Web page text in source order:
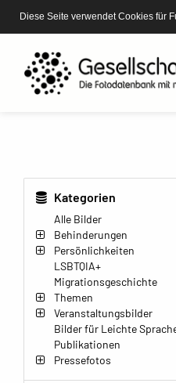
Diese Seite verwendet Cookies für
Kategorien
Alle Bilder
Behinderungen
Persönlichkeiten
LSBTQIA+
Migrationsgeschichte
Themen
Veranstaltungsbilder
Bilder für Leichte
Publikationen
Pressefotos